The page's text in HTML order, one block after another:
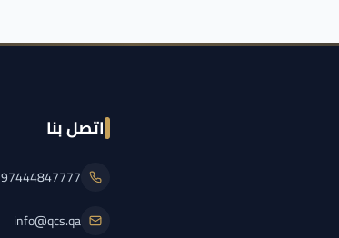
اتصل بنا
97444847777
info@qcs.qa